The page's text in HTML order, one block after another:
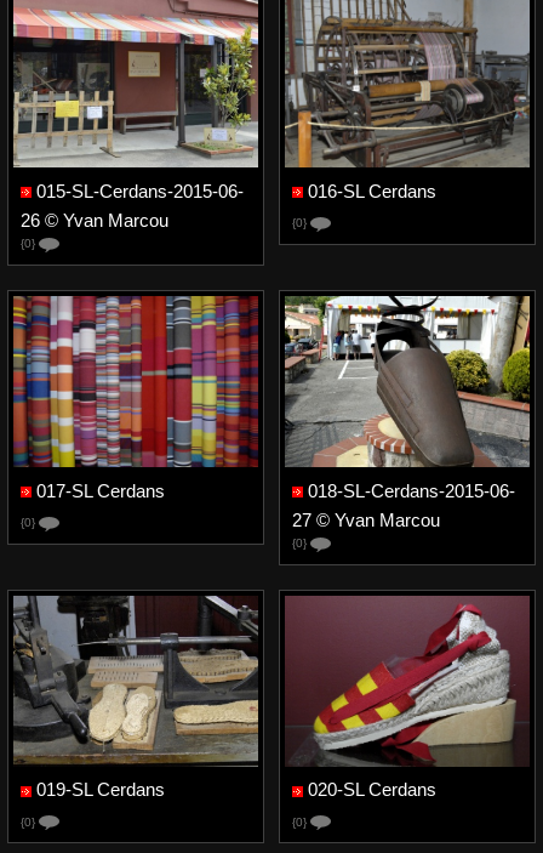
015-SL-Cerdans-2015-06-
26 © Yvan Marcou
{0}
016-SL Cerdans
{0}
017-SL Cerdans
{0}
018-SL-Cerdans-2015-06-
27 © Yvan Marcou
{0}
019-SL Cerdans
{0}
020-SL Cerdans
{0}